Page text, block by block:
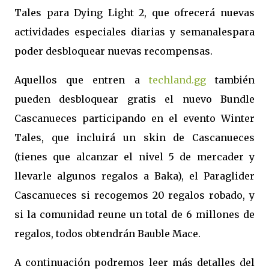
Tales para Dying Light 2, que ofrecerá nuevas
actividades especiales diarias y semanalespara
poder desbloquear nuevas recompensas.
Aquellos que entren a techland.ggtambién
pueden desbloquear gratis el nuevo Bundle
Cascanueces participando en el evento Winter
Tales, que incluirá un skin de Cascanueces
(tienes que alcanzar el nivel 5 de mercader y
llevarle algunos regalos a Baka), el Paraglider
Cascanueces si recogemos 20 regalos robado, y
si la comunidad reune un total de 6 millones de
regalos, todos obtendrán Bauble Mace.
A continuación podremos leer más detalles del